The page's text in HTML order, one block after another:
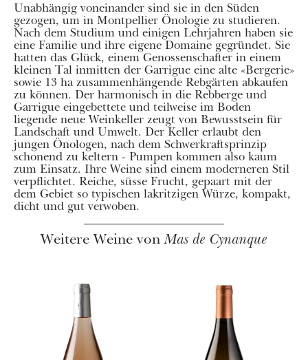
Unabhängig voneinander sind sie in den Süden
gezogen, um in Montpellier Önologie zu studieren.
Nach dem Studium und einigen Lehrjahren haben sie
eine Familie und ihre eigene Domaine gegründet. Sie
hatten das Glück, einem Genossenschafter in einem
kleinen Tal inmitten der Garrigue eine alte «Bergerie»
sowie 13 ha zusammenhängende Rebgärten abkaufen
zu können. Der harmonisch in die Rebberge und
Garrigue eingebettete und teilweise im Boden
liegende neue Weinkeller zeugt von Bewusstsein für
Landschaft und Umwelt. Der Keller erlaubt den
jungen Önologen, nach dem Schwerkraftsprinzip
schonend zu keltern - Pumpen kommen also kaum
zum Einsatz. Ihre Weine sind einem moderneren Stil
verpflichtet. Reiche, süsse Frucht, gepaart mit der
dem Gebiet so typischen lakritzigen Würze, kompakt,
dicht und gut verwoben.
Weitere Weine vonMas de Cynanque